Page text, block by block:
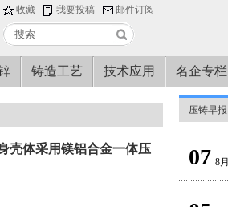
收藏 我要投稿 邮件订阅
铸造工艺 技术应用 名企专栏
壳体采用镁铝合金一体压
压铸早报
07 8月